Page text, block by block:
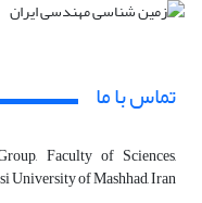
تماس با ما
Faculty of Sciences,
University of Mashhad, Iran.